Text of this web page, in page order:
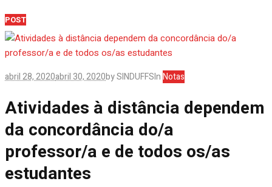
POST
abril 28, 2020abril 30, 2020bySINDUFFSInNotas
Atividades à distância dependem
da concordância do/a
professor/a e de todos os/as
estudantes